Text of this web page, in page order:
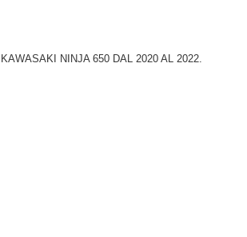
NINJA 650 DAL 2020 AL 2022.